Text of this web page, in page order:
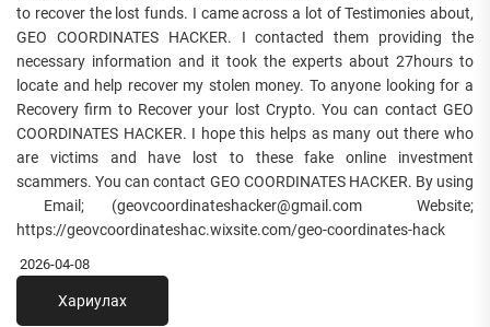
to recover the lost funds. I came across a lot of Testimonies about,
GEO COORDINATES HACKER. I contacted them providing the
necessary information and it took the experts about 27hours to
locate and help recover my stolen money. To anyone looking for a
Recovery firm to Recover your lost Crypto. You can contact GEO
COORDINATES HACKER. I hope this helps as many out there who
are victims and have lost to these fake online investment
scammers. You can contact GEO COORDINATES HACKER. By using
Email; (geovcoordinateshacker@gmail.com Website;
https://geovcoordinateshac.wixsite.com/geo-coordinates-hack
2026-04-08
Хариулах